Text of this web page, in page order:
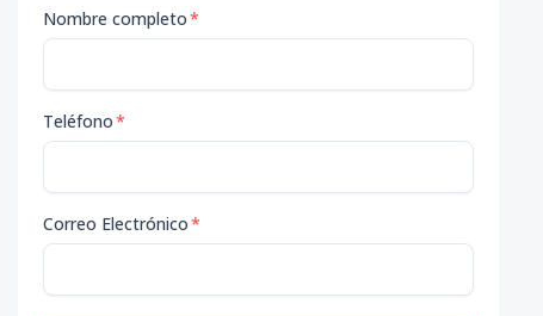
Nombre completo*
Teléfono*
Correo Electrónico*